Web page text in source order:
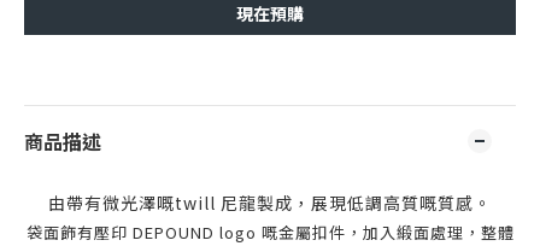
現在預購
商品描述
由帶有微光澤嘅twill 尼龍製成，展現低調高質嘅質感。
袋面飾有壓印 DEPOUND logo 嘅金屬扣件，加入緞面處理，整體